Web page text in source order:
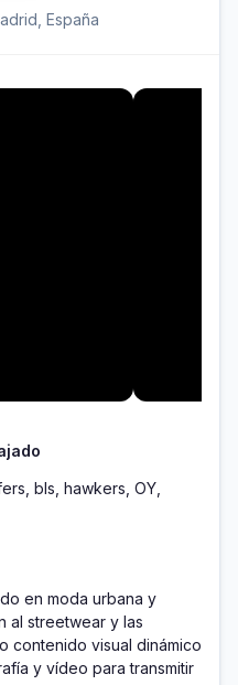
España
bls, hawkers, OY,
en moda urbana y
al streetwear y las
contenido visual dinámico
y vídeo para transmitir